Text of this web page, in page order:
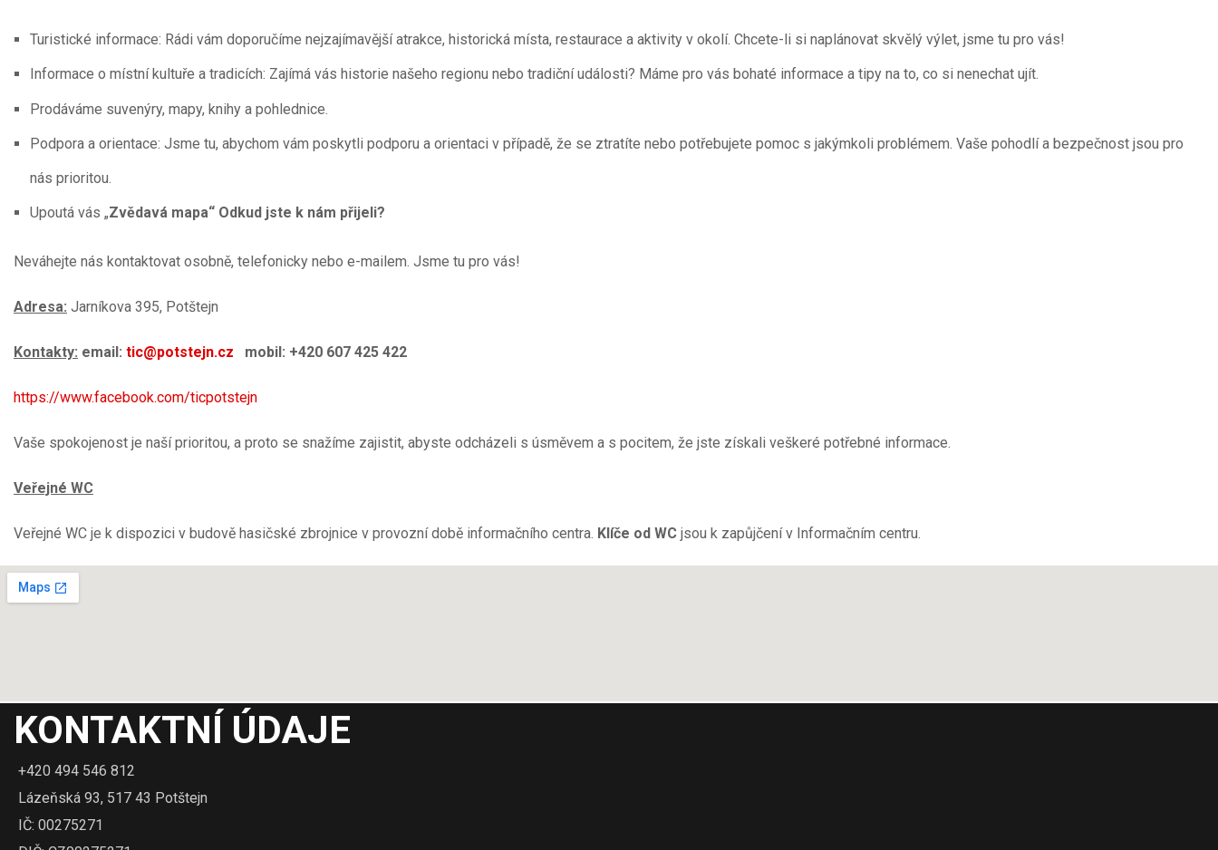
Turistické informace: Rádi vám doporučíme nejzajímavější atrakce, historická místa, restaurace a aktivity v okolí. Chcete-li si naplánovat skvělý výlet, jsme tu pro vás!
Informace o místní kultuře a tradicích: Zajímá vás historie našeho regionu nebo tradiční události? Máme pro vás bohaté informace a tipy na to, co si nenechat ujít.
Prodáváme suvenýry, mapy, knihy a pohlednice.
Podpora a orientace: Jsme tu, abychom vám poskytli podporu a orientaci v případě, že se ztratíte nebo potřebujete pomoc s jakýmkoli problémem. Vaše pohodlí a bezpečnost jsou pro
nás prioritou.
Upoutá vás „Zvědavá mapa“ Odkud jste k nám přijeli?
Neváhejte nás kontaktovat osobně, telefonicky nebo e-mailem. Jsme tu pro vás!
Adresa: Jarníkova 395, Potštejn
Kontakty: email: tic@potstejn.cz mobil: +420 607 425 422
https://www.facebook.com/ticpotstejn
Vaše spokojenost je naší prioritou, a proto se snažíme zajistit, abyste odcházeli s úsměvem a s pocitem, že jste získali veškeré potřebné informace.
Veřejné WC
Veřejné WC je k dispozici v budově hasičské zbrojnice v provozní době informačního centra. Klíče od WC jsou k zapůjčení v Informačním centru.
KONTAKTNÍ ÚDAJE
+420 494 546 812
Lázeňská 93, 517 43 Potštejn
IČ: 00275271